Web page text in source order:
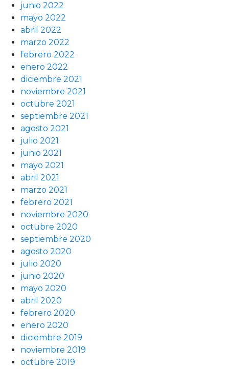
junio 2022
mayo 2022
abril 2022
marzo 2022
febrero 2022
enero 2022
diciembre 2021
noviembre 2021
octubre 2021
septiembre 2021
agosto 2021
julio 2021
junio 2021
mayo 2021
abril 2021
marzo 2021
febrero 2021
noviembre 2020
octubre 2020
septiembre 2020
agosto 2020
julio 2020
junio 2020
mayo 2020
abril 2020
febrero 2020
enero 2020
diciembre 2019
noviembre 2019
octubre 2019